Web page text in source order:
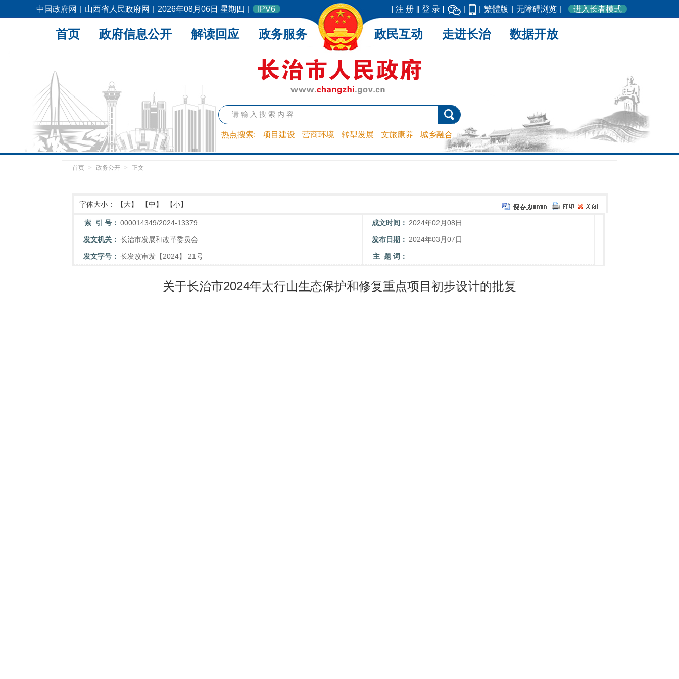
中国政府网 山西省人民政府网 2026年08月06日 星期四 IPV6 [ 登 录 ]
[ 注 册 ] 繁體版 无障碍浏览 进入长者模式
热点搜索: 项目建设 营商环境 转型发展 文旅康养 城乡融合
首页 政府信息公开 解读回应 政务服务 政民互动 走进长治 数据开放
首页 > 政务公开 > 正文
字体大小： 【大】 【中】 【小】
索 引 号： 000014349/2024-13379 成文时间： 2024年02月08日
发文机关： 长治市发展和改革委员会 发布日期： 2024年03月07日
发文字号： 长发改审发【2024】 21号 主 题 词：
关于长治市2024年太行山生态保护和修复重点项目初步设计的批复